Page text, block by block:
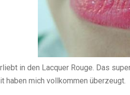
in den Lacquer Rouge. Das
haben mich vollkommen überzeugt.